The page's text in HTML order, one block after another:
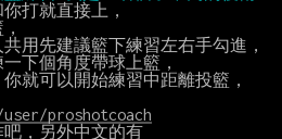
打就直接上，
用先建議籃下練習左右手勾進，
下個角度帶球上籃，
就可以開始練習中距離投籃，
proshotcoach